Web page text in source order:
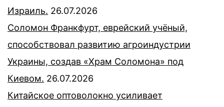
Израиль. 26.07.2026
Соломон Франкфурт, еврейский учёный,
способствовал развитию агроиндустрии
Украины, создав «Храм Соломона» под
Киевом. 26.07.2026
Китайское оптоволокно усиливает